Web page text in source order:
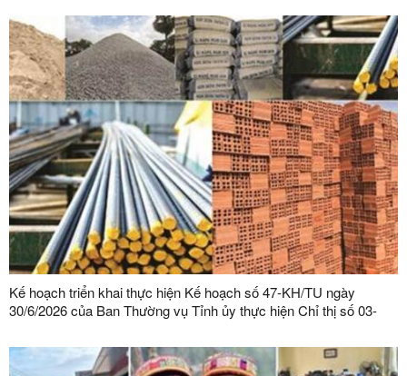
Kế hoạch triển khai thực hiện Kế hoạch số 47-KH/TU ngày
30/6/2026 của Ban Thường vụ Tỉnh ủy thực hiện Chỉ thị số 03-
đạo của Đảng đối với công tác quản lý, phát triển vật liệu xây
dựng trong giai đoạn mới